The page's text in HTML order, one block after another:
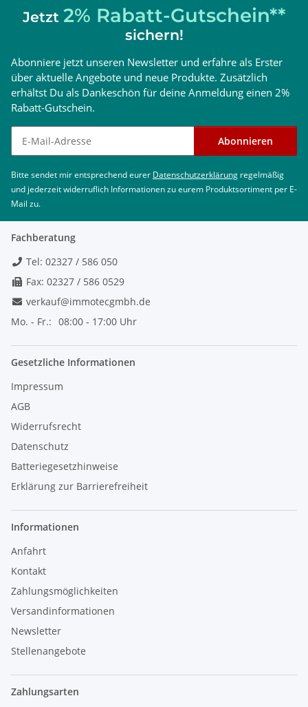
Jetzt 2% Rabatt-Gutschein**
sichern!
Abonniere jetzt unseren Newsletter und erfahre als Erster
über aktuelle Angebote und neue Produkte. Zusätzlich
erhältst Du als Dankeschön für deine Anmeldung einen 2%
Rabatt-Gutschein.
Newsletter abonnieren Abonnieren
Bitte sendet mir entsprechend eurer Datenschutzerklärung regelmäßig
und jederzeit widerruflich Informationen zu eurem Produktsortiment per E-
Mail zu.
Fachberatung
Tel: 02327 / 586 050
Fax: 02327 / 586 0529
verkauf@immotecgmbh.de
Mo. - Fr.: 08:00 - 17:00 Uhr
Gesetzliche Informationen
Impressum
AGB
Widerrufsrecht
Datenschutz
Batteriegesetzhinweise
Erklärung zur Barrierefreiheit
Informationen
Anfahrt
Kontakt
Zahlungsmöglichkeiten
Versandinformationen
Newsletter
Stellenangebote
Zahlungsarten